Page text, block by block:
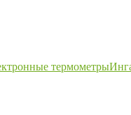
термометры